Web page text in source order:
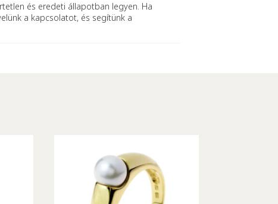
és eredeti állapotban legyen. Ha
a kapcsolatot, és segítünk a